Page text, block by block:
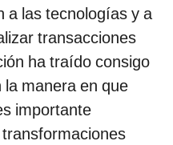
a las tecnologías y a
transacciones
ha traído consigo
manera en que
importante